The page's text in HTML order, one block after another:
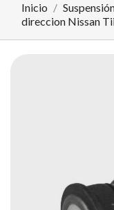
Inicio
direccion Nissan